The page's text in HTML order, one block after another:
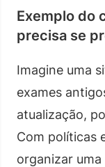
Exemplo do
precisa se
Imagine uma
exames
atualização,
Com políticas
organizar